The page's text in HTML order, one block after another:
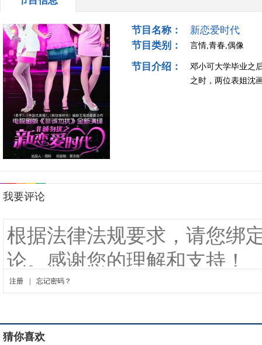
节目名称：
新恋爱时代
节目类别：
言情,青春,偶像
节目介绍：
邓小可大学毕业之
之时，两位表姐沈
猜你喜欢